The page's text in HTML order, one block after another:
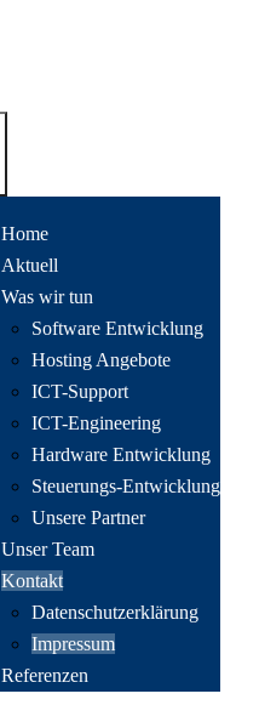
Home
Aktuell
Was wir tun
Software Entwicklung
Hosting Angebote
ICT-Support
ICT-Engineering
Hardware Entwicklung
Steuerungs-Entwicklung
Unsere Partner
Unser Team
Kontakt
Datenschutzerklärung
Impressum
Referenzen